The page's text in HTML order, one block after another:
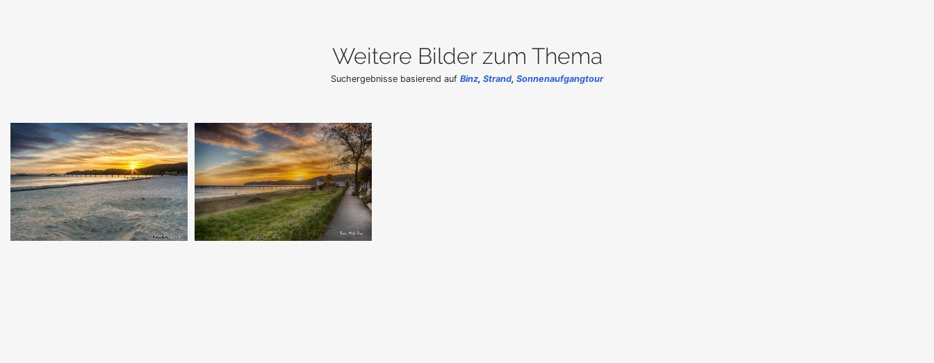
Weitere Bilder zum Thema
Suchergebnisse basierend auf Binz, Strand, Sonnenaufgangtour